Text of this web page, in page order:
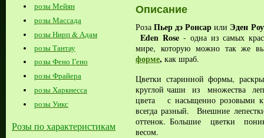
розы Мейян
розы Массада
розы Нирп & Адам
розы Тантау
розы Фено Гено
розы Фрайера
розы Харкнесса
розы Уикс
Розы по характеристикам
Описание
Роза Пьер дэ Ронсарили Эден
Eden Rose - одна из самых
мире, которую можно так же
форме, как шраб.
Цветки старинной формы,
круглой чаши из множества
цвета с насыщенно розовыми
всегда разный. Внешние
оттенок. Большие цветки
весом.